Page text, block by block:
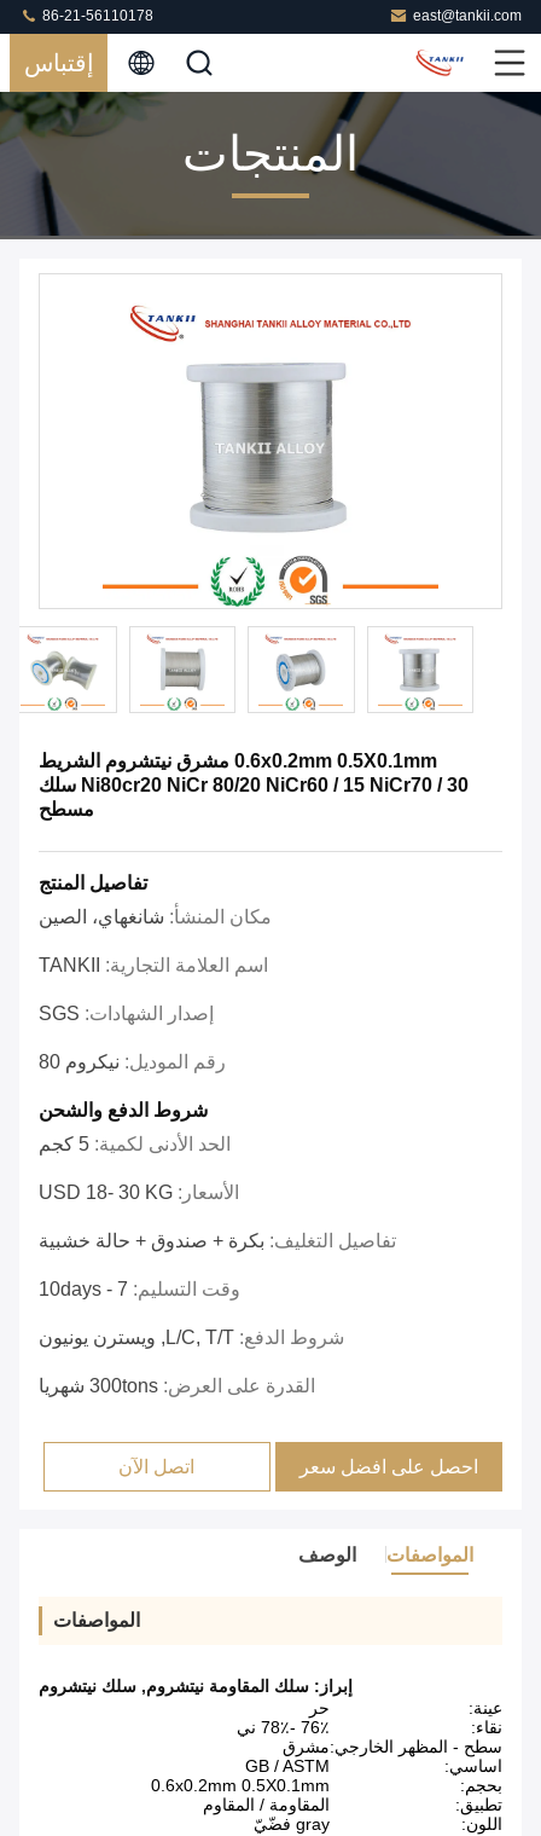
east@tankii.com
86-21-56110178
إقتباس
المنتجات
0.6x0.2mm 0.5X0.1mm مشرق نيتشروم الشريط
Ni80cr20 NiCr 80/20 NiCr60 / 15 NiCr70 / 30 سلك
مسطح
تفاصيل المنتج
مكان المنشأ: شانغهاي، الصين
اسم العلامة التجارية: TANKII
إصدار الشهادات: SGS
رقم الموديل: نيكروم 80
شروط الدفع والشحن
الحد الأدنى لكمية: 5 كجم
الأسعار: USD 18- 30 KG
تفاصيل التغليف: بكرة + صندوق + حالة خشبية
وقت التسليم: 7 - 10days
شروط الدفع: L/C, T/T, ويسترن يونيون
القدرة على العرض: 300tons شهريا
احصل على افضل سعر اتصل الآن
المواصفات الوصف
المواصفات
إبراز: سلك المقاومة نيتشروم, سلك نيتشروم
عينة:
حر
نقاء:
76٪ -78٪ ني
سطح - المظهر الخارجي:مشرق
اساسي:
GB / ASTM
بحجم:
0.6x0.2mm 0.5X0.1mm
تطبيق:
المقاومة / المقاوم
اللون:
gray فضّيّ